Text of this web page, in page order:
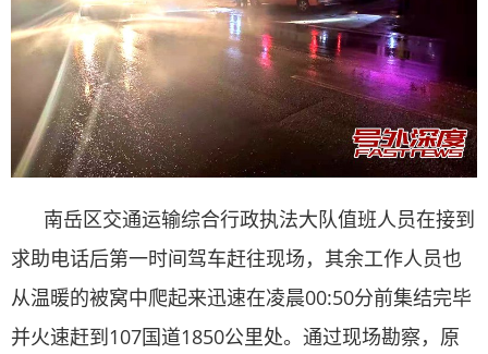
南岳区交通运输综合行政执法大队值班人员在接到
求助电话后第一时间驾车赶往现场，其余工作人员也
从温暖的被窝中爬起来迅速在凌晨00:50分前集结完毕
并火速赶到107国道1850公里处。通过现场勘察，原